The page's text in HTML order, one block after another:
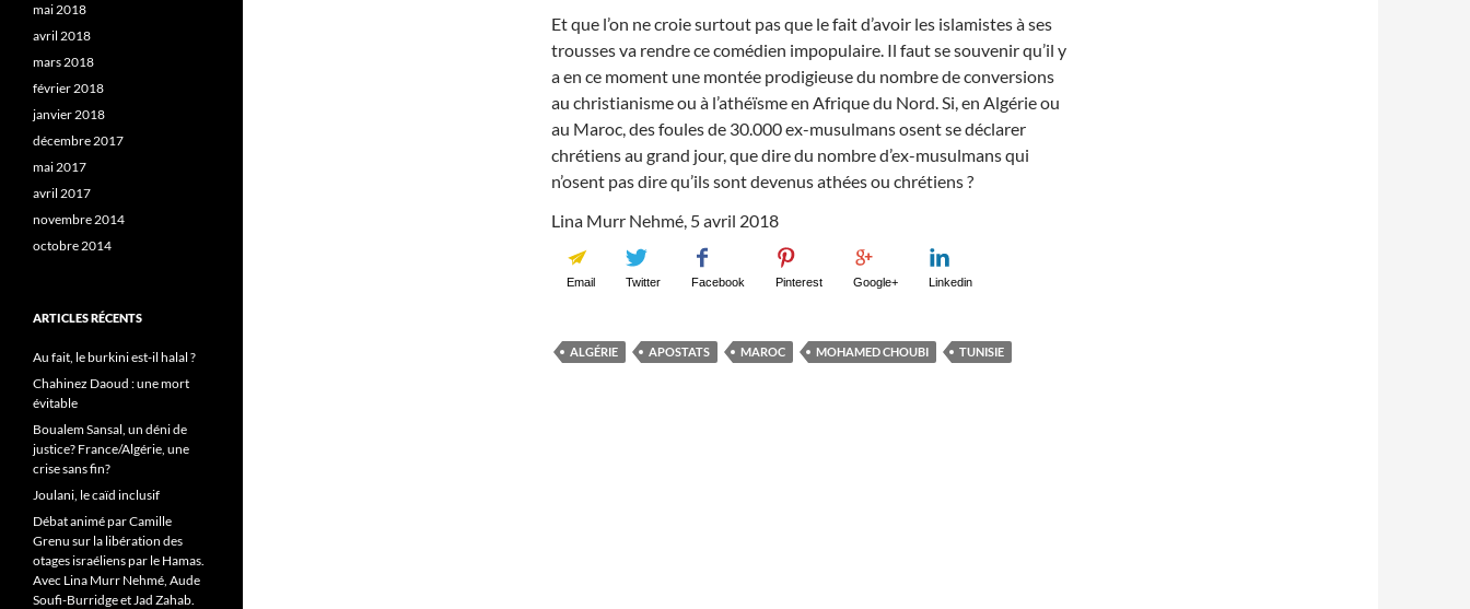
Et que l’on ne croie surtout pas que le fait d’avoir les islamistes à ses
trousses va rendre ce comédien impopulaire. Il faut se souvenir qu’il y
a en ce moment une montée prodigieuse du nombre de conversions
au christianisme ou à l’athéïsme en Afrique du Nord. Si, en Algérie ou
au Maroc, des foules de 30.000 ex-musulmans osent se déclarer
chrétiens au grand jour, que dire du nombre d’ex-musulmans qui
n’osent pas dire qu’ils sont devenus athées ou chrétiens ?
Lina Murr Nehmé, 5 avril 2018
Email Twitter Facebook Pinterest Google+ Linkedin
ALGÉRIE APOSTATS MAROC MOHAMED CHOUBI TUNISIE
mai 2018
avril 2018
mars 2018
février 2018
janvier 2018
décembre 2017
mai 2017
avril 2017
novembre 2014
octobre 2014
ARTICLES RÉCENTS
Au fait, le burkini est-il halal ?
Chahinez Daoud : une mort
évitable
Boualem Sansal, un déni de
justice? France/Algérie, une
crise sans fin?
Joulani, le caïd inclusif
Débat animé par Camille
Grenu sur la libération des
otages israéliens par le Hamas.
Avec Lina Murr Nehmé, Aude
Soufi-Burridge et Jad Zahab.